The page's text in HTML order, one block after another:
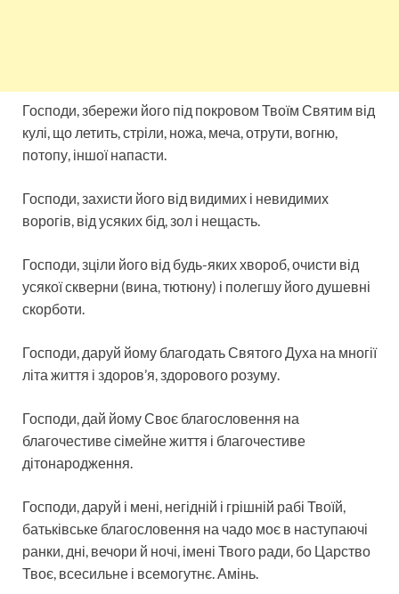
Господи, збережи його під покровом Твоїм Святим від
кулі, що летить, стріли, ножа, меча, отрути, вогню,
потопу, іншої напасти.
Господи, захисти його від видимих ​​і невидимих ​​
ворогів, від усяких бід, зол і нещасть.
Господи, зціли його від будь-яких хвороб, очисти від
усякої скверни (вина, тютюну) і полегшу його душевні
скорботи.
Господи, даруй йому благодать Святого Духа на многії
літа життя і здоров’я, здорового розуму.
Господи, дай йому Своє благословення на
благочестиве сімейне життя і благочестиве
дітонародження.
Господи, даруй і мені, негідній і грішній рабі Твоїй,
батьківське благословення на чадо моє в наступаючі
ранки, дні, вечори й ночі, імені Твого ради, бо Царство
Твоє, всесильне і всемогутнє. Амінь.